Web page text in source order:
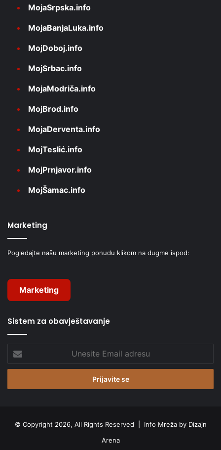
MojaSrpska.info
MojaBanjaLuka.info
MojDoboj.info
MojSrbac.info
MojaModriča.info
MojBrod.info
MojaDerventa.info
MojTeslić.info
MojPrnjavor.info
MojŠamac.info
Marketing
Pogledajte našu marketing ponudu klikom na dugme ispod:
Marketing
Sistem za obavještavanje
Unesite
Email
adresu
© Copyright 2026, All Rights Reserved | Info Mreža by Dizajn
Arena